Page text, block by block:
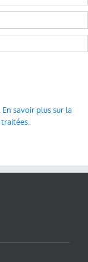
En savoir plus sur la